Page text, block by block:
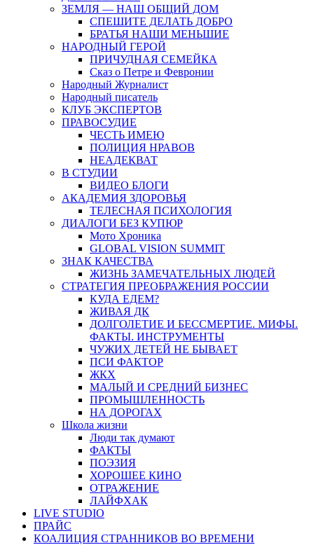
ЗЕМЛЯ — НАШ ОБЩИЙ ДОМ
СПЕШИТЕ ДЕЛАТЬ ДОБРО
БРАТЬЯ НАШИ МЕНЬШИЕ
НАРОДНЫЙ ГЕРОЙ
ПРИЧУДНАЯ СЕМЕЙКА
Сказ о Петре и Февронии
Народный Журналист
Народный писатель
КЛУБ ЭКСПЕРТОВ
ПРАВОСУДИЕ
ЧЕСТЬ ИМЕЮ
ПОЛИЦИЯ НРАВОВ
НЕАДЕКВАТ
В СТУДИИ
ВИДЕО БЛОГИ
АКАДЕМИЯ ЗДОРОВЬЯ
ТЕЛЕСНАЯ ПСИХОЛОГИЯ
ДИАЛОГИ БЕЗ КУПЮР
Мото Хроника
GLOBAL VISION SUMMIT
ЗНАК КАЧЕСТВА
ЖИЗНЬ ЗАМЕЧАТЕЛЬНЫХ ЛЮДЕЙ
СТРАТЕГИЯ ПРЕОБРАЖЕНИЯ РОССИИ
КУДА ЕДЕМ?
ЖИВАЯ ДК
ДОЛГОЛЕТИЕ И БЕССМЕРТИЕ. МИФЫ.
ФАКТЫ. ИНСТРУМЕНТЫ
ЧУЖИХ ДЕТЕЙ НЕ БЫВАЕТ
ПСИ ФАКТОР
ЖКХ
МАЛЫЙ И СРЕДНИЙ БИЗНЕС
ПРОМЫШЛЕННОСТЬ
НА ДОРОГАХ
Школа жизни
Люди так думают
ФАКТЫ
ПОЭЗИЯ
ХОРОШЕЕ КИНО
ОТРАЖЕНИЕ
ЛАЙФХАК
LIVE STUDIO
ПРАЙС
КОАЛИЦИЯ СТРАННИКОВ ВО ВРЕМЕНИ